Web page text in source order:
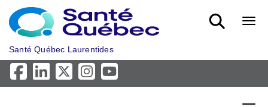
Skip to main content
Santé Québec Laurentides